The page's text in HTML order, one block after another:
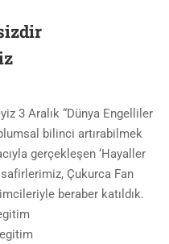
3 Aralık “Dünya Engelliler
bilinci artırabilmek
gerçekleşen ‘Hayaller
Çukurca Fan
beraber katıldık.